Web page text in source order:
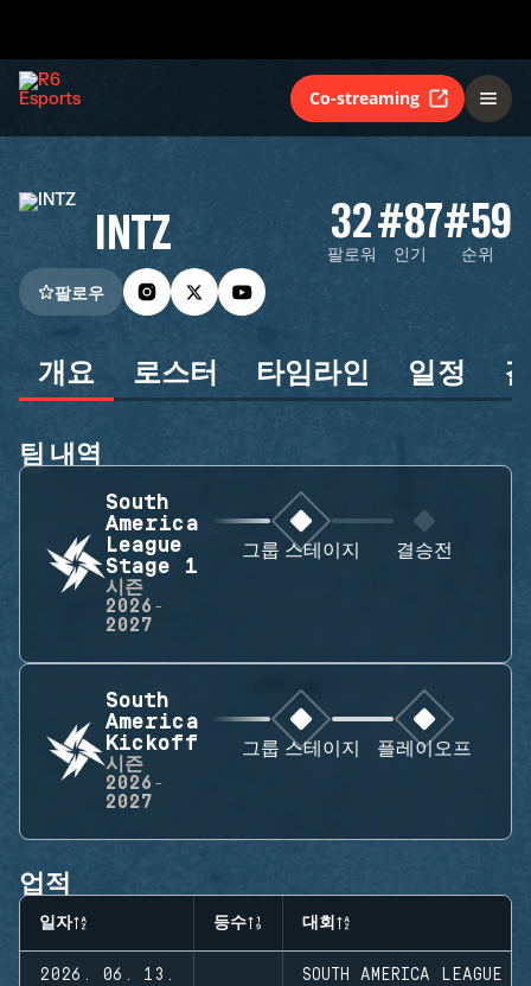
Co-streaming
INTZ 32
팔로워
#87
인기
#59
순위
팔로우
개요 로스터 타임라인 일정
팀 내역
South
America
League
Stage 1
시즌
2026-
2027
그룹 스테이지 결승전
South
America
Kickoff
시즌
2026-
2027
그룹 스테이지 플레이오프
업적
일자 등수 대회
2026. 06. 13. SOUTH AMERICA LEAGUE